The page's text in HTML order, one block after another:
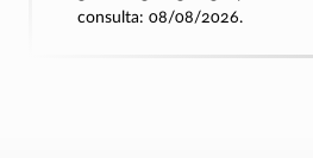
consulta: 08/08/2026.